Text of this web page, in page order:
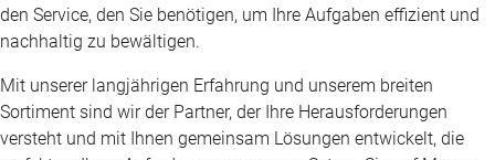
den Service, den Sie benötigen, um Ihre Aufgaben effizient und
nachhaltig zu bewältigen.
Mit unserer langjährigen Erfahrung und unserem breiten
Sortiment sind wir der Partner, der Ihre Herausforderungen
versteht und mit Ihnen gemeinsam Lösungen entwickelt, die